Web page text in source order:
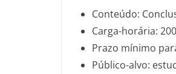
Conteúdo:
Carga-horária:
Prazo mínimo
Público-alvo: